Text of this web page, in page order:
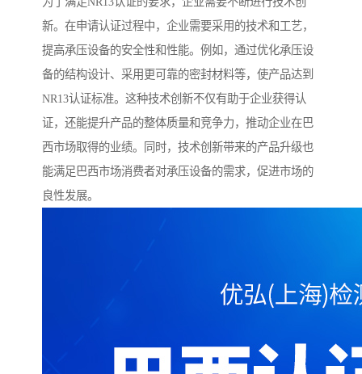
新。在申请认证过程中，企业需要采用的技术和工艺，
提高承压设备的安全性和性能。例如，通过优化承压设
备的结构设计、采用更可靠的密封材料等，使产品达到
NR13认证标准。这种技术创新不仅有助于企业获得认
证，还能提升产品的整体质量和竞争力，推动企业在巴
西市场取得的业绩。同时，技术创新带来的产品升级也
能满足巴西市场消费者对承压设备的需求，促进市场的
良性发展。